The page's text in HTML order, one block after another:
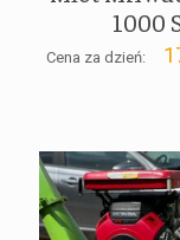
1000
Cena za dzień: